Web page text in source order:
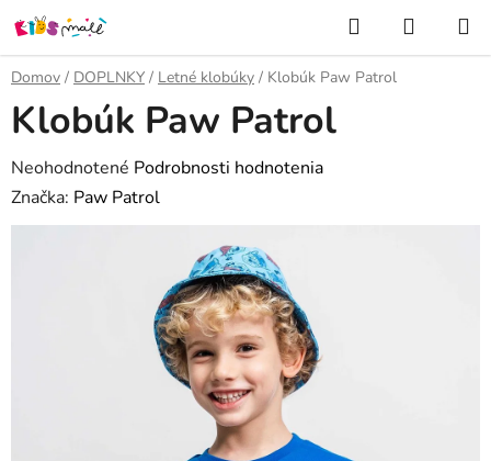
Prejsť
na
obsah
Hľadať
KOŠÍK
Domov / DOPLNKY / Letné klobúky / Klobúk Paw Patrol
Klobúk Paw Patrol
Priemerné
hodnotenie
produktu
Neohodnotené Podrobnosti hodnotenia
Značka: Paw Patrol